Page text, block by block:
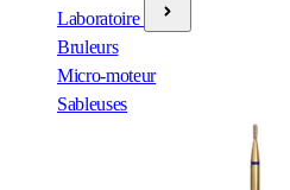
Laboratoire
Bruleurs
Micro-moteur
Sableuses